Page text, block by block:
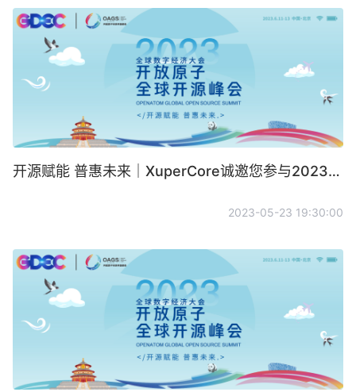
开源赋能 普惠未来｜XuperCore诚邀您参与2023开放原子全球开源峰会
2023-05-23 19:30:00